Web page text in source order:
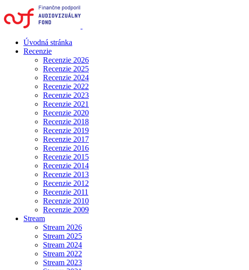
Úvodná stránka
Recenzie
Recenzie 2026
Recenzie 2025
Recenzie 2024
Recenzie 2022
Recenzie 2023
Recenzie 2021
Recenzie 2020
Recenzie 2018
Recenzie 2019
Recenzie 2017
Recenzie 2016
Recenzie 2015
Recenzie 2014
Recenzie 2013
Recenzie 2012
Recenzie 2011
Recenzie 2010
Recenzie 2009
Stream
Stream 2026
Stream 2025
Stream 2024
Stream 2022
Stream 2023